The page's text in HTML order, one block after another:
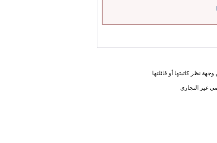
نظر كاتبتها أو قائلتها
غير التجاري